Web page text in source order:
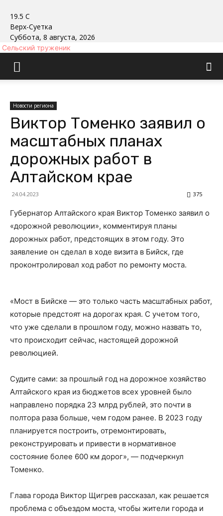
19.5 C
Верх-Суетка
Суббота, 8 августа, 2026
Сельский труженик
Новости региона
Виктор Томенко заявил о
масштабных планах
дорожных работ в
Алтайском крае
24.04.2023 375
Губернатор Алтайского края Виктор Томенко заявил о
«дорожной революции», комментируя планы
дорожных работ, предстоящих в этом году. Это
заявление он сделал в ходе визита в Бийск, где
проконтролировал ход работ по ремонту моста.
«Мост в Бийске — это только часть масштабных работ,
которые предстоят на дорогах края. С учетом того,
что уже сделали в прошлом году, можно назвать то,
что происходит сейчас, настоящей дорожной
революцией.
Судите сами: за прошлый год на дорожное хозяйство
Алтайского края из бюджетов всех уровней было
направлено порядка 23 млрд рублей, это почти в
полтора раза больше, чем годом ранее. В 2023 году
планируется построить, отремонтировать,
реконструировать и привести в нормативное
состояние более 600 км дорог», — подчеркнул
Томенко.
Глава города Виктор Щигрев рассказал, как решается
проблема с объездом моста, чтобы жители города и